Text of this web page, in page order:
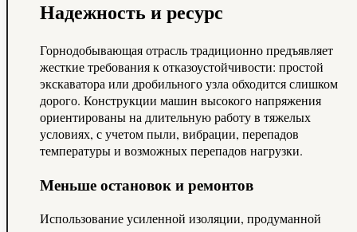
Надежность и ресурс
Горнодобывающая отрасль традиционно предъявляет
жесткие требования к отказоустойчивости: простой
экскаватора или дробильного узла обходится слишком
дорого. Конструкции машин высокого напряжения
ориентированы на длительную работу в тяжелых
условиях, с учетом пыли, вибрации, перепадов
температуры и возможных перепадов нагрузки.
Меньше остановок и ремонтов
Использование усиленной изоляции, продуманной